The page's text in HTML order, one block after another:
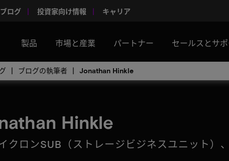
ブログ 投資家向け情報 キャリア
製品 市場と産業 パートナー セールスとサ
ブログの執筆者 Jonathan Hinkle
Hinkle
クロンSUB（ストレージビジネスユニット）